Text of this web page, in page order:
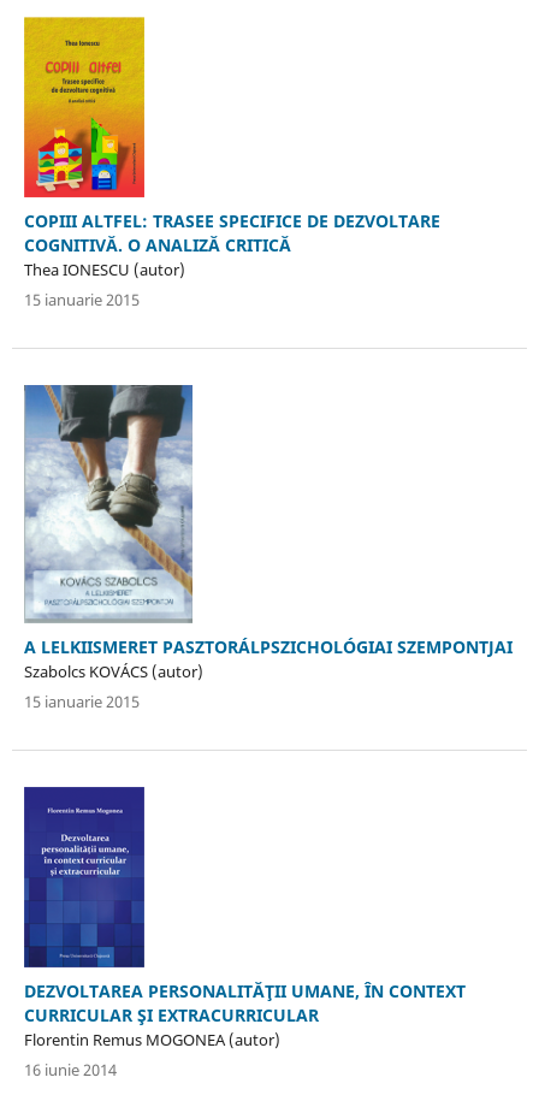
COPIII ALTFEL: TRASEE SPECIFICE DE DEZVOLTARE
COGNITIVĂ. O ANALIZĂ CRITICĂ
Thea IONESCU (autor)
15 ianuarie 2015
A LELKIISMERET PASZTORÁLPSZICHOLÓGIAI SZEMPONTJAI
Szabolcs KOVÁCS (autor)
15 ianuarie 2015
DEZVOLTAREA PERSONALITĂŢII UMANE, ÎN CONTEXT
CURRICULAR ŞI EXTRACURRICULAR
Florentin Remus MOGONEA (autor)
16 iunie 2014